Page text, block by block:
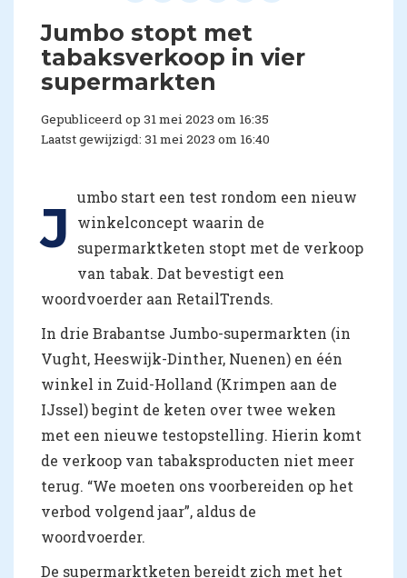
Jumbo stopt met
tabaksverkoop in vier
supermarkten
Gepubliceerd op 31 mei 2023 om 16:35
Laatst gewijzigd: 31 mei 2023 om 16:40
J umbo start een test rondom een nieuw
winkelconcept waarin de
supermarktketen stopt met de verkoop
van tabak. Dat bevestigt een
woordvoerder aan RetailTrends.
In drie Brabantse Jumbo-supermarkten (in
Vught, Heeswijk-Dinther, Nuenen) en één
winkel in Zuid-Holland (Krimpen aan de
IJssel) begint de keten over twee weken
met een nieuwe testopstelling. Hierin komt
de verkoop van tabaksproducten niet meer
terug. “We moeten ons voorbereiden op het
verbod volgend jaar”, aldus de
woordvoerder.
De supermarktketen bereidt zich met het